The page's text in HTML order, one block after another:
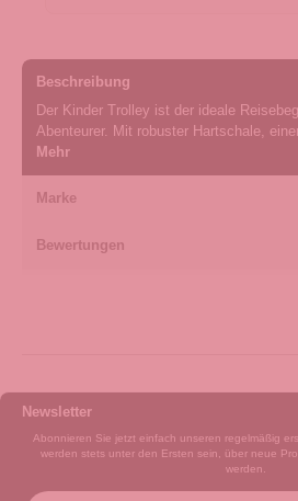
Beschreibung
Der Kinder Trolley ist der ideale
Abenteurer. Mit robuster Hartschale,
Mehr
Marke
Bewertungen
Newsletter
Abonnieren Sie jetzt einfach unseren regelmäßig
werden stets unter den Ersten sein, über neue
werden.